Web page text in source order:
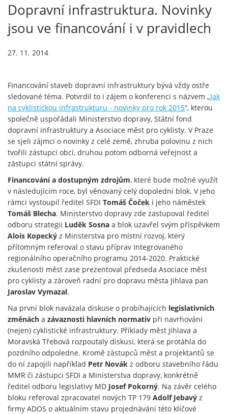
Dopravní infrastruktura. Novinky
jsou ve financování i v pravidlech
27. 11. 2014
Financování staveb dopravní infrastruktury bývá vždy ostře
sledované téma. Potvrdil to i zájem o konferenci s názvem „Jak
na cyklistickou infrastrukturu - novinky pro rok 2015“, kterou
společně uspořádali Ministerstvo dopravy, Státní fond
dopravní infrastruktury a Asociace měst pro cyklisty. V Praze
se sjeli zájmci o novinky z celé země, zhruba polovinu z nich
tvořili zástupci obcí, druhou potom odborná veřejnost a
zástupci státní správy.
Financování a dostupným zdrojům, které bude možné využít
v následujícím roce, byl věnovaný celý dopolední blok. V jeho
rámci vystoupil ředitel SFDI Tomáš Čoček i jeho náměstek
Tomáš Blecha. Ministerstvo dopravy zde zastupoval ředitel
odboru strategii Luděk Sosna a blok uzavřel svým příspěvkem
Alois Kopecký z Minsterstva pro místní rozvoj, který
přítomným referoval o stavu příprav Integrovaného
regionálního operačního programu 2014-2020. Praktické
zkušenosti měst zase prezentoval předseda Asociace měst
pro cyklisty a zároveň radní pro dopravu města Jihlava pan
Jaroslav Vymazal.
Na první blok navázala diskuse o probíhajících legislativních
změnách a závaznosti hlavních normativ při navrhování
(nejen) cyklistické infrastruktury. Příklady měst Jihlava a
Moravská Třebová rozpoutaly diskusi, která se protáhla do
pozdního odpoledne. Kromě zástupců měst a projektantů se
do ní zapojili například Petr Novák z odboru stavebního řádu
MMR či zástupci SFDI a Ministerstva dopravy, konkrétně
ředitel odboru legislativy MD Josef Pokorný. Na závěr celého
bloku referoval zpracovatel nových TP 179 Adolf Jebavý z
firmy ADOS o aktuálním stavu projednávání této klíčové